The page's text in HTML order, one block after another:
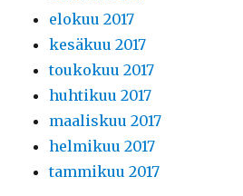
elokuu 2017
kesäkuu 2017
toukokuu 2017
huhtikuu 2017
maaliskuu 2017
helmikuu 2017
tammikuu 2017